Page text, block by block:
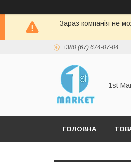
Зараз компанія не
+380 (67) 674-07-04
1st
ГОЛОВНА